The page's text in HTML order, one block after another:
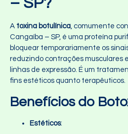
– SP?
A toxina botulínica, comumente
Cangaíba – SP, é uma proteína
bloquear temporariamente os
reduzindo contrações musculares
linhas de expressão. É um
fins estéticos quanto terapêuticos.
Benefícios do
Estéticos: